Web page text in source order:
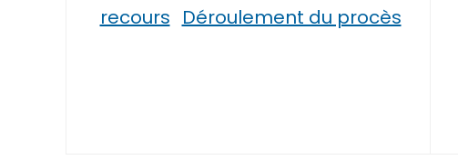
recours Déroulement du procès